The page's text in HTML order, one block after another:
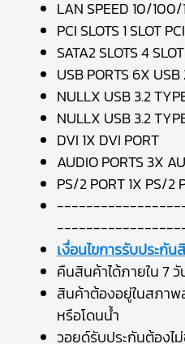
LAN SPEED 10/
PCI SLOTS 1 SLOT
SATA2 SLOTS 4 SLOT
USB PORTS 6X USB
NULLX USB 3.2
NULLX USB 3.2
DVI 1X DVI PORT
AUDIO PORTS 3X
PS/2 PORT 1X PS/2
เงื่อนไขการรับประกัน
คืนสินค้าได้ภายใน 7
สินค้าต้องอยู่ในสภา
หรือโดนน้ำ
วอยด์รับประกันต้องไ